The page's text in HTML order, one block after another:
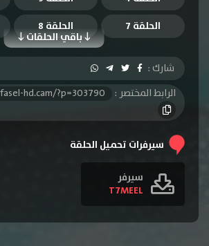
باقي الحلقات
الحلقة 7 الحلقة 8
الحلقة 13
الحلقة 25
الحلقة 28
الحلقة 29
شارك :
الرابط المختصر :
hd.cam/?p=303790
سيرفرات تحميل الحلقة
سيرفر
T7MEEL